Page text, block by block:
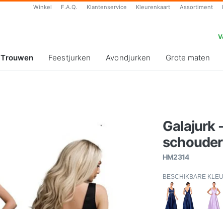
Winkel F.A.Q. Klantenservice Kleurenkaart Assortiment
Trouwen Feestjurken Avondjurken Grote maten
Galajurk
HM2314
BESCHIKBARE